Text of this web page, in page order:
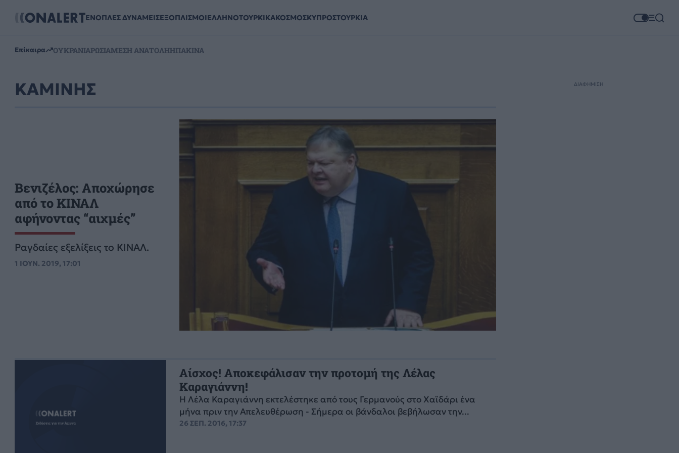
ΕΝΟΠΛΕΣ ΔΥΝΑΜΕΙΣΕΞΟΠΛΙΣΜΟΙΕΛΛΗΝΟΤΟΥΡΚΙΚΑΚΟΣΜΟΣΚΥΠΡΟΣΤΟΥΡΚΙΑ
Επίκαιρα ΟΥΚΡΑΝΙΑΡΩΣΙΑΜΕΣΗ ΑΝΑΤΟΛΗΗΠΑΚΙΝΑ
ΚΑΜΙΝΗΣ
Βενιζέλος: Αποχώρησε
από το ΚΙΝΑΛ
αφήνοντας “αιχμές”
Ραγδαίες εξελίξεις το ΚΙΝΑΛ.
1 ΙΟΥΝ. 2019, 17:01
Αίσχος! Αποκεφάλισαν την προτομή της Λέλας
Καραγιάννη!
Η Λέλα Καραγιάννη εκτελέστηκε από τους Γερμανούς στο Χαϊδάρι ένα
μήνα πριν την Απελευθέρωση - Σήμερα οι βάνδαλοι βεβήλωσαν την...
26 ΣΕΠ. 2016, 17:37
ΔΙΑΦΗΜΙΣΗ